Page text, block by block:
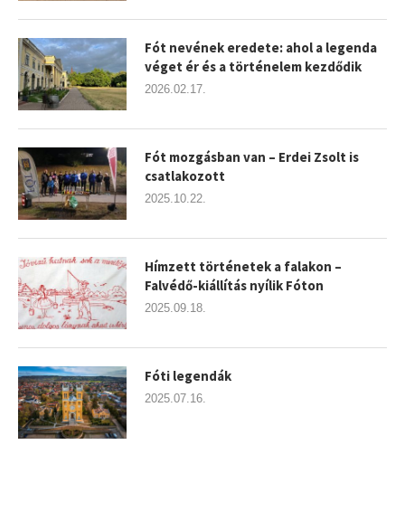
Fót nevének eredete: ahol a legenda
véget ér és a történelem kezdődik
2026.02.17.
Fót mozgásban van – Erdei Zsolt is
csatlakozott
2025.10.22.
Hímzett történetek a falakon –
Falvédő-kiállítás nyílik Fóton
2025.09.18.
Fóti legendák
2025.07.16.